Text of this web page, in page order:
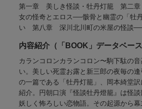
第一章 美しき怪談・牡丹灯籠 第二
女の怪奇とエロス──骸骨と幽霊の「
い 第八章 深川北川町の米屋の怪談
内容紹介（「BOOK」データベース
カランコロンカランコロン〜駒下駄の
い。美しい死霊お露と新三郎の夜毎の
の一篇である「牡丹灯籠」、岡本綺堂
紹介。円朝口演『怪談牡丹燈籠』は怪
妖しく怖ろしい恋物語。その起源から